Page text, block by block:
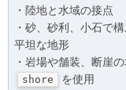
・陸地と水域の接点
・砂、砂利、小石で
平坦な地形
・岩場や舗装、断崖
shore を使用